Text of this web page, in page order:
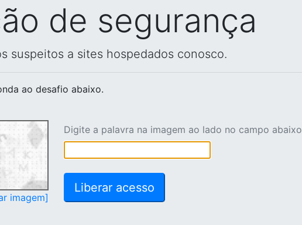
de segurança
suspeitos a sites hospedados conosco.
ao desafio abaixo.
imagem]
Digite a palavra na imagem ao lado no campo abaixo